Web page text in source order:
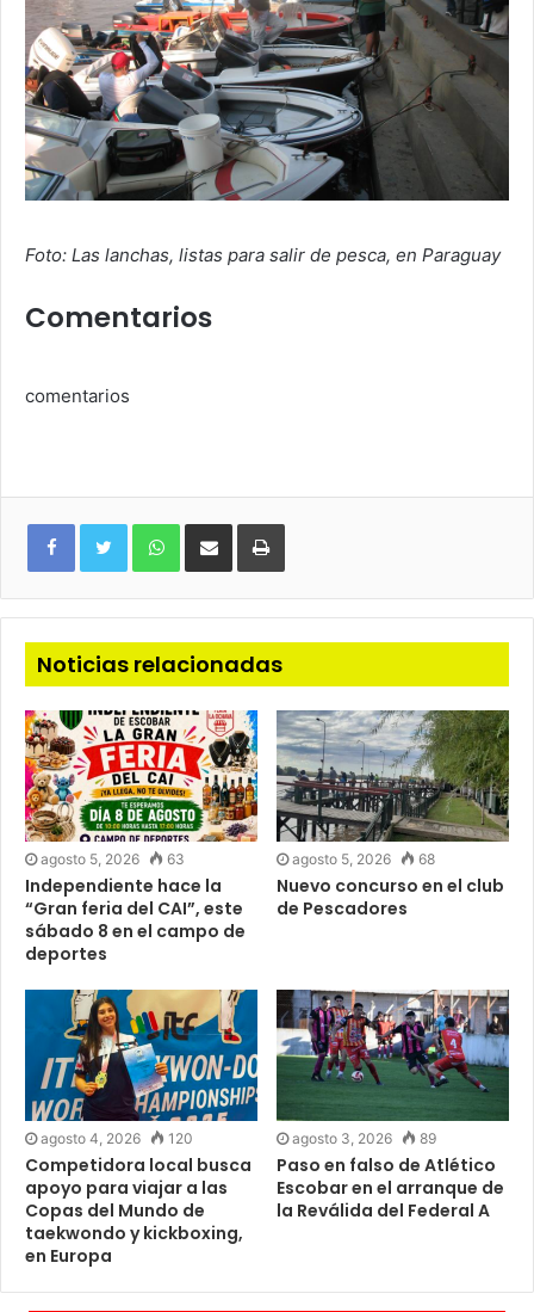
Foto: Las lanchas, listas para salir de pesca, en Paraguay
Comentarios
comentarios
WhatsAppCompartirImprimir
Noticias relacionadas
agosto 5, 2026 63
Independiente hace la
“Gran feria del CAI”, este
sábado 8 en el campo de
deportes
agosto 5, 2026 68
Nuevo concurso en el club
de Pescadores
agosto 4, 2026 120
Competidora local busca
apoyo para viajar a las
Copas del Mundo de
taekwondo y kickboxing,
en Europa
agosto 3, 2026 89
Paso en falso de Atlético
Escobar en el arranque de
la Reválida del Federal A